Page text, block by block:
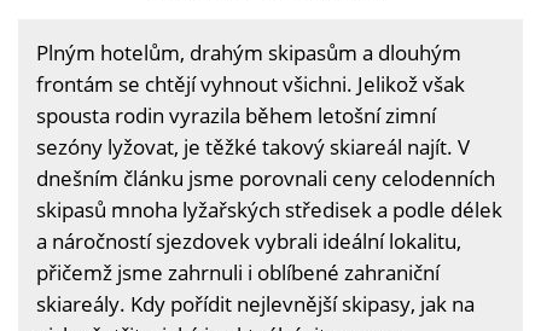
Plným hotelům, drahým skipasům a dlouhým
frontám se chtějí vyhnout všichni. Jelikož však
spousta rodin vyrazila během letošní zimní
sezóny lyžovat, je těžké takový skiareál najít. V
dnešním článku jsme porovnali ceny celodenních
skipasů mnoha lyžařských středisek a podle délek
a náročností sjezdovek vybrali ideální lokalitu,
přičemž jsme zahrnuli i oblíbené zahraniční
skiareály. Kdy pořídit nejlevnější skipasy, jak na